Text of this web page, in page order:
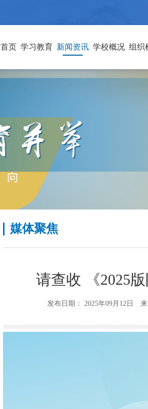
首页 学习教育 新闻资讯 学校概况 组织
媒体聚焦
请查收 《2025
发布日期： 2025年09月12日